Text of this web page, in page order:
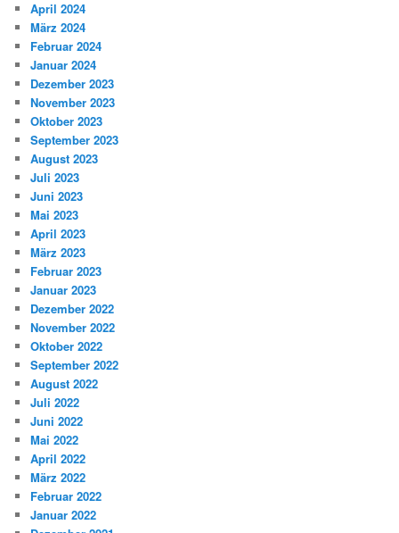
April 2024
März 2024
Februar 2024
Januar 2024
Dezember 2023
November 2023
Oktober 2023
September 2023
August 2023
Juli 2023
Juni 2023
Mai 2023
April 2023
März 2023
Februar 2023
Januar 2023
Dezember 2022
November 2022
Oktober 2022
September 2022
August 2022
Juli 2022
Juni 2022
Mai 2022
April 2022
März 2022
Februar 2022
Januar 2022